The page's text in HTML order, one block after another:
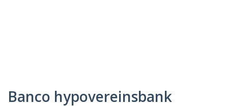
Banco hypovereinsbank